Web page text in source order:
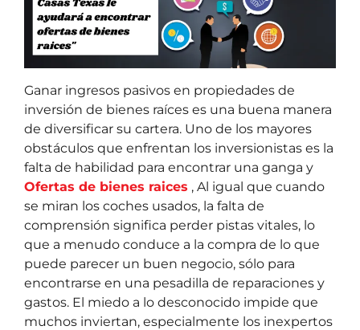
Ganar ingresos pasivos en propiedades de
inversión de bienes raíces es una buena manera
de diversificar su cartera. Uno de los mayores
obstáculos que enfrentan los inversionistas es la
falta de habilidad para encontrar una ganga y
Ofertas de bienes raices , Al igual que cuando
se miran los coches usados, la falta de
comprensión significa perder pistas vitales, lo
que a menudo conduce a la compra de lo que
puede parecer un buen negocio, sólo para
encontrarse en una pesadilla de reparaciones y
gastos. El miedo a lo desconocido impide que
muchos inviertan, especialmente los inexpertos